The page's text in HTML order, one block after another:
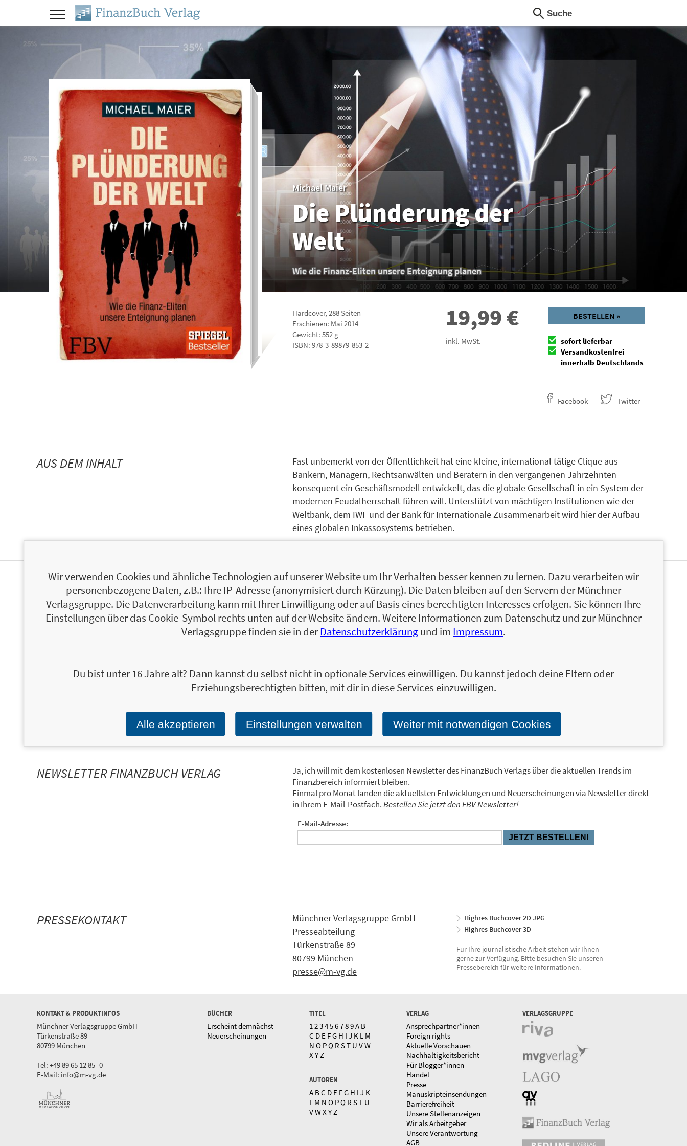
Michael Maier
Die Plünderung der
Welt
Wie die Finanz-Eliten unsere Enteignung planen
Hardcover, 288 Seiten
Erschienen: Mai 2014
Gewicht: 552 g
ISBN: 978-3-89879-853-2
19,99€
inkl. MwSt.
BESTELLEN »
sofort lieferbar
Versandkostenfrei
innerhalb Deutschlands
Facebook Twitter
AUS DEM INHALT
Fast unbemerkt von der Öffentlichkeit hat eine kleine, international tätige Clique aus
Bankern, Managern, Rechtsanwälten und Beratern in den vergangenen Jahrzehnten
konsequent ein Geschäftsmodell entwickelt, das die globale Gesellschaft in ein System der
modernen Feudalherrschaft führen will. Unterstützt von mächtigen Institutionen wie der
Weltbank, dem IWF und der Bank für Internationale Zusammenarbeit wird hier der Aufbau
eines globalen Inkassosystems betrieben.
ÜBER MICHAEL MAIER
Michael Maier ist Herausgeber der Deutschen Wirtschafts Nachrichten. Nach seinem
Jurastudium in Graz war er Wirtschaftsleiter des Afro-Asiatischen Instituts in Graz, danach
Chefredakteur der Presse (Wien) und Kolumnist beim Standard (Wien) sowie Chefredakteur
der Berliner Zeitung, des Stern und der Netzeitung. Er war Fellow am Shorenstein Center der
Harvard Kennedy School for Government (Forschungsthema: Umweltschutz und
Hebräischen Universität Jerusalem (Professor Moshe Zimmerman), wo er über
Antisemitismus in der DDR forschte.
NEWSLETTER FINANZBUCH VERLAG
Ja, ich will mit dem kostenlosen Newsletter des FinanzBuch Verlags über die aktuellen Trends im
Finanzbereich informiert bleiben.
Einmal pro Monat landen die aktuellsten Entwicklungen und Neuerscheinungen via Newsletter direkt
in Ihrem E-Mail-Postfach.Bestellen Sie jetzt den FBV-Newsletter!
E-Mail-Adresse:
PRESSEKONTAKT
Münchner Verlagsgruppe GmbH
Presseabteilung
Türkenstraße 89
80799 München
presse@m-vg.de
Highres Buchcover 2D JPG
Highres Buchcover 3D
Für Ihre journalistische Arbeit stehen wir Ihnen
gerne zur Verfügung. Bitte besuchen Sie unseren
Pressebereich für weitere Informationen.
KONTAKT & PRODUKTINFOS
Münchner Verlagsgruppe GmbH
Türkenstraße 89
80799 München
Tel: +49 89 65 12 85 -0
E-Mail: info@m-vg.de
BÜCHER
Erscheint demnächst
Neuerscheinungen
TITEL
1 23456789A B
C D E FG H I J K L M
N O PQ R ST U VW
X Y Z
AUTOREN
A BC D E FG H I J K
L M N O PQ R ST U
VWX Y Z
VERLAG
Ansprechpartner*innen
Foreign rights
Aktuelle Vorschauen
Nachhaltigkeitsbericht
Für Blogger*innen
Handel
Presse
Manuskripteinsendungen
Barrierefreiheit
Unsere Stellenanzeigen
Wir als Arbeitgeber
Unsere Verantwortung
AGB
VERLAGSGRUPPE
Wir verwenden Cookies und ähnliche Technologien auf unserer Website um Ihr Verhalten besser kennen zu lernen. Dazu verarbeiten wir
personenbezogene Daten, z.B.: Ihre IP-Adresse (anonymisiert durch Kürzung). Die Daten bleiben auf den Servern der Münchner
Verlagsgruppe. Die Datenverarbeitung kann mit Ihrer Einwilligung oder auf Basis eines berechtigten Interesses erfolgen. Sie können Ihre
Einstellungen über das Cookie-Symbol rechts unten auf der Website ändern. Weitere Informationen zum Datenschutz und zur Münchner
Verlagsgruppe finden sie in derDatenschutzerklärungund im Impressum.
Du bist unter 16 Jahre alt? Dann kannst du selbst nicht in optionale Services einwilligen. Du kannst jedoch deine Eltern oder
Erziehungsberechtigten bitten, mit dir in diese Services einzuwilligen.
Alle akzeptieren Einstellungen verwalten Weiter mit notwendigen Cookies